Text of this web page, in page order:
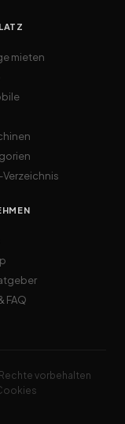
mieten
FAQ
vorbehalten